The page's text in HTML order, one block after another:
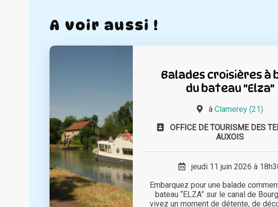
A voir aussi !
Balades croisières à
du bateau "Elza"
àClamerey (21)
OFFICE DE TOURISME DES
AUXOIS
jeudi 11 juin 2026 à
Embarquez pour une balade
bateau “ELZA” sur le canal de
vivez un moment de détente, de